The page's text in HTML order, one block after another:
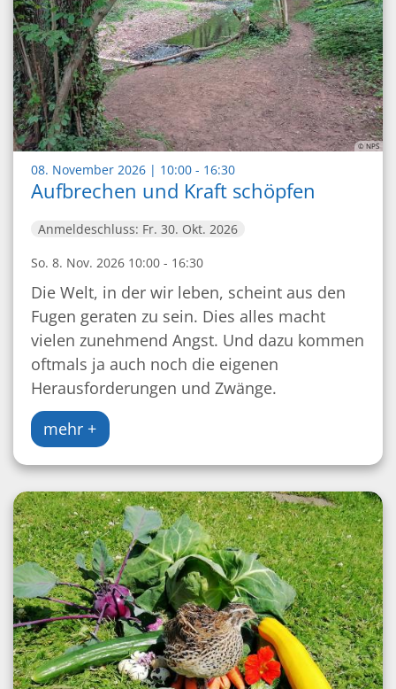
© NPS
08. November 2026 | 10:00 - 16:30:
Aufbrechen und Kraft schöpfen
Anmeldeschluss: Fr. 30. Okt. 2026
So. 8. Nov. 2026 10:00 - 16:30
Die Welt, in der wir leben, scheint aus den
Fugen geraten zu sein. Dies alles macht
vielen zunehmend Angst. Und dazu kommen
oftmals ja auch noch die eigenen
Herausforderungen und Zwänge.
mehr +